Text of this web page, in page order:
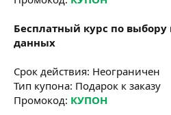
Бесплатный курс по
данных
Срок действия: Неограничен
Тип купона: Подарок к заказу
Промокод: КУПОН